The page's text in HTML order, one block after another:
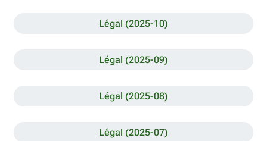
Légal (2025-10)
Légal (2025-09)
Légal (2025-08)
Légal (2025-07)